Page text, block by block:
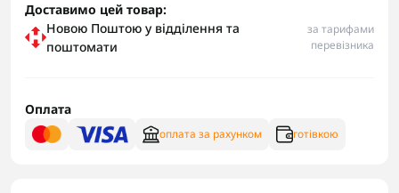
Доставимо цей товар:
Новою Поштою у відділення та
поштомати
за тарифами
перевізника
Оплата
оплата за рахунком готівкою